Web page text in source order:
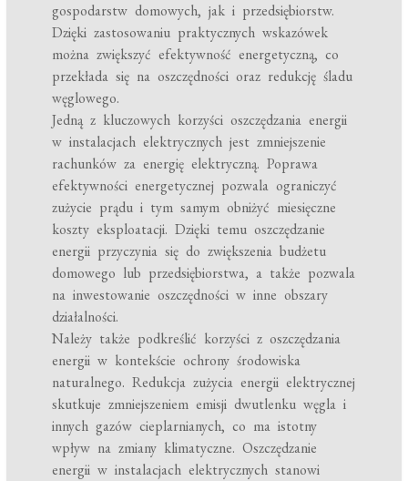
gospodarstw domowych, jak i przedsiębiorstw.
Dzięki zastosowaniu praktycznych wskazówek
można zwiększyć efektywność energetyczną, co
przekłada się na oszczędności oraz redukcję śladu
węglowego.
Jedną z kluczowych korzyści oszczędzania energii
w instalacjach elektrycznych jest zmniejszenie
rachunków za energię elektryczną. Poprawa
efektywności energetycznej pozwala ograniczyć
zużycie prądu i tym samym obniżyć miesięczne
koszty eksploatacji. Dzięki temu oszczędzanie
energii przyczynia się do zwiększenia budżetu
domowego lub przedsiębiorstwa, a także pozwala
na inwestowanie oszczędności w inne obszary
działalności.
Należy także podkreślić korzyści z oszczędzania
energii w kontekście ochrony środowiska
naturalnego. Redukcja zużycia energii elektrycznej
skutkuje zmniejszeniem emisji dwutlenku węgla i
innych gazów cieplarnianych, co ma istotny
wpływ na zmiany klimatyczne. Oszczędzanie
energii w instalacjach elektrycznych stanowi